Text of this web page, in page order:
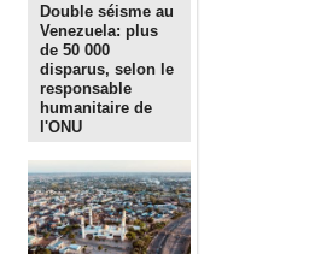
Double séisme au
Venezuela: plus
de 50 000
disparus, selon le
responsable
humanitaire de
l'ONU